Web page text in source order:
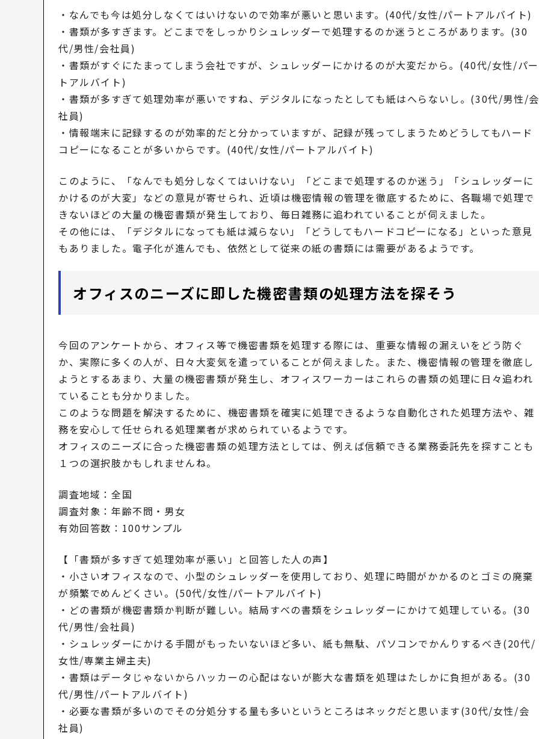
・なんでも今は処分しなくてはいけないので効率が悪いと思います。(40代/女性/パートアルバイト)
・書類が多すぎます。どこまでをしっかりシュレッダーで処理するのか迷うところがあります。(30
代/男性/会社員)
・書類がすぐにたまってしまう会社ですが、シュレッダーにかけるのが大変だから。(40代/女性/パー
トアルバイト)
・書類が多すぎて処理効率が悪いですね、デジタルになったとしても紙はへらないし。(30代/男性/会
社員)
・情報端末に記録するのが効率的だと分かっていますが、記録が残ってしまうためどうしてもハード
コピーになることが多いからです。(40代/女性/パートアルバイト)
このように、「なんでも処分しなくてはいけない」「どこまで処理するのか迷う」「シュレッダーに
かけるのが大変」などの意見が寄せられ、近頃は機密情報の管理を徹底するために、各職場で処理で
きないほどの大量の機密書類が発生しており、毎日雑務に追われていることが伺えました。
その他には、「デジタルになっても紙は減らない」「どうしてもハードコピーになる」といった意見
もありました。電子化が進んでも、依然として従来の紙の書類には需要があるようです。
オフィスのニーズに即した機密書類の処理方法を探そう
今回のアンケートから、オフィス等で機密書類を処理する際には、重要な情報の漏えいをどう防ぐ
か、実際に多くの人が、日々大変気を遣っていることが伺えました。また、機密情報の管理を徹底し
ようとするあまり、大量の機密書類が発生し、オフィスワーカーはこれらの書類の処理に日々追われ
ていることも分かりました。
このような問題を解決するために、機密書類を確実に処理できるような自動化された処理方法や、雑
務を安心して任せられる処理業者が求められているようです。
オフィスのニーズに合った機密書類の処理方法としては、例えば信頼できる業務委託先を探すことも
１つの選択肢かもしれませんね。
調査地域：全国
調査対象：年齢不問・男女
有効回答数：100サンプル
【「書類が多すぎて処理効率が悪い」と回答した人の声】
・小さいオフィスなので、小型のシュレッダーを使用しており、処理に時間がかかるのとゴミの廃棄
が頻繁でめんどくさい。(50代/女性/パートアルバイト)
・どの書類が機密書類か判断が難しい。結局すべの書類をシュレッダーにかけて処理している。(30
代/男性/会社員)
・シュレッダーにかける手間がもったいないほど多い、紙も無駄、パソコンでかんりするべき(20代/
女性/専業主婦主夫)
・書類はデータじゃないからハッカーの心配はないが膨大な書類を処理はたしかに負担がある。(30
代/男性/パートアルバイト)
・必要な書類が多いのでその分処分する量も多いというところはネックだと思います(30代/女性/会
社員)